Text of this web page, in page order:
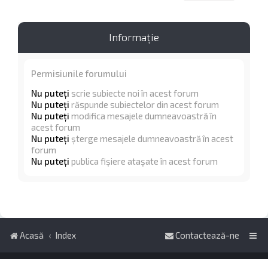
Informaţie
Permisiunile forumului
Nu puteţi scrie subiecte noi în acest forum
Nu puteţi răspunde subiectelor din acest forum
Nu puteţi modifica mesajele dumneavoastră în
acest forum
Nu puteţi şterge mesajele dumneavoastră în acest
forum
Nu puteţi publica fişiere ataşate în acest forum
Acasă Index Contactează-ne